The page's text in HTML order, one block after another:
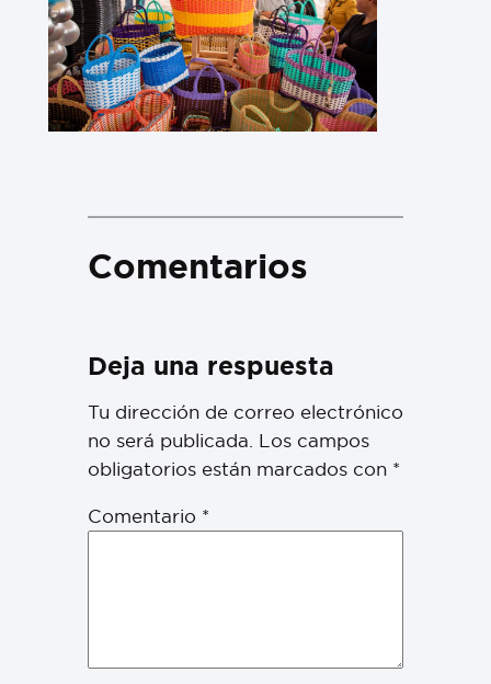
Comentarios
Deja una respuesta
Tu dirección de correo electrónico
no será publicada. Los campos
obligatorios están marcados con *
Comentario *